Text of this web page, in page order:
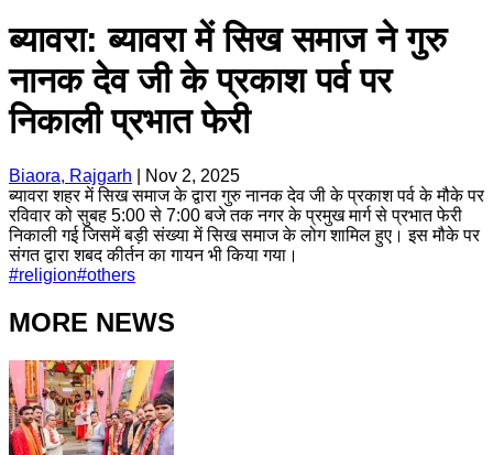
ब्यावरा: ब्यावरा में सिख समाज ने गुरु
नानक देव जी के प्रकाश पर्व पर
निकाली प्रभात फेरी
Biaora, Rajgarh
Nov 2, 2025
ब्यावरा शहर में सिख समाज के द्वारा गुरु नानक देव जी के प्रकाश पर्व के मौके पर
रविवार को सुबह 5:00 से 7:00 बजे तक नगर के प्रमुख मार्ग से प्रभात फेरी
निकाली गई जिसमें बड़ी संख्या में सिख समाज के लोग शामिल हुए। इस मौके पर
संगत द्वारा शबद कीर्तन का गायन भी किया गया।
#religion#others
MORE NEWS